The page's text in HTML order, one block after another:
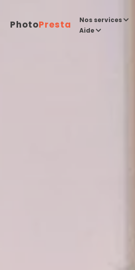
PhotoPresta Nos services
Aide